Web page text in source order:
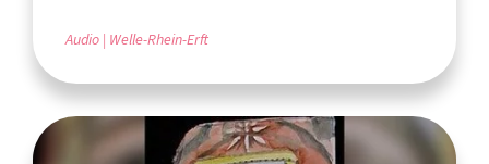
Audio Welle-Rhein-Erft